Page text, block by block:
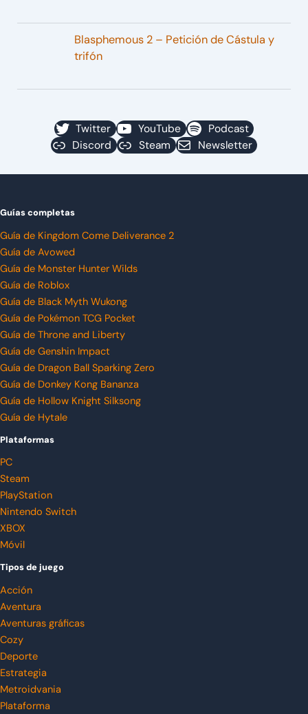
Blasphemous 2 – Petición de Cástula y
trifón
Twitter YouTube
Podcast
Discord
Steam Newsletter
Guías completas
Guía de Kingdom Come Deliverance 2
Guía de Avowed
Guía de Monster Hunter Wilds
Guía de Roblox
Guía de Black Myth Wukong
Guía de Pokémon TCG Pocket
Guía de Throne and Liberty
Guía de Genshin Impact
Guía de Dragon Ball Sparking Zero
Guía de Donkey Kong Bananza
Guía de Hollow Knight Silksong
Guía de Hytale
Plataformas
PC
Steam
PlayStation
Nintendo Switch
XBOX
Móvil
Tipos de juego
Acción
Aventura
Aventuras gráficas
Cozy
Deporte
Estrategia
Metroidvania
Plataforma